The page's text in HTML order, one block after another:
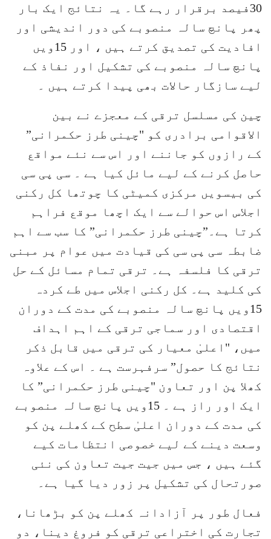
30فیصد برقرار رہے گا۔ یہ نتائج ایک بار
پھر پانچ سالہ منصوبے کی دور اندیشی اور
افادیت کی تصدیق کرتے ہیں ، اور 15ویں
پانچ سالہ منصوبے کی تشکیل اور نفاذ کے
لیے سازگار حالات بھی پیدا کرتے ہیں ۔
چین کی مسلسل ترقی کے معجزے نے بین
الاقوامی برادری کو "چینی طرز حکمرانی”
کے رازوں کو جاننے اور اس سے نئے مواقع
حاصل کرنے کے لیے مائل کیا ہے ۔ سی پی سی
کی بیسویں مرکزی کمیٹی کا چوتھا کل رکنی
اجلاس اس حوالے سے ایک اچھا موقع فراہم
کرتا ہے۔”چینی طرز حکمرانی” کا سب سے اہم
ضابطہ سی پی سی کی قیادت میں عوام پر مبنی
ترقی کا فلسفہ ہے۔ ترقی تمام مسائل کے حل
کی کلید ہے۔ کل رکنی اجلاس میں طے کردہ
15ویں پانچ سالہ منصوبے کی مدت کے دوران
اقتصادی اور سماجی ترقی کے اہم اہداف
میں، "اعلیٰ معیار کی ترقی میں قابل ذکر
نتائج کا حصول” سرفہرست ہے ۔ اس کے علاوہ
کھلا پن اور تعاون "چینی طرز حکمرانی” کا
ایک اور راز ہے ۔ 15ویں پانچ سالہ منصوبے
کی مدت کے دوران اعلیٰ سطح کے کھلے پن کو
وسعت دینے کے لیے خصوصی انتظامات کیے
گئے ہیں ، جس میں جیت جیت تعاون کی نئی
صورتحال کی تشکیل پر زور دیا گیا ہے۔
فعال طور پر آزادانہ کھلے پن کو بڑھانا،
تجارت کی اختراعی ترقی کو فروغ دینا، دو